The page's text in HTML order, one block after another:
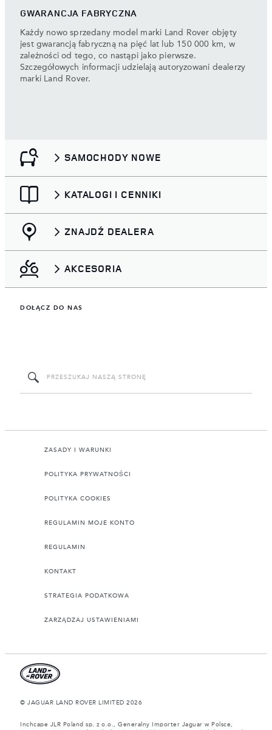
GWARANCJA FABRYCZNA
Każdy nowo sprzedany model marki Land Rover objęty
jest gwarancją fabryczną na pięć lat lub 150 000 km, w
zależności od tego, co nastąpi jako pierwsze.
Szczegółowych informacji udzielają autoryzowani dealerzy
marki Land Rover.
SAMOCHODY NOWE
KATALOGI I CENNIKI
ZNAJDŹ DEALERA
AKCESORIA
DOŁĄCZ DO NAS
ZASADY I WARUNKI
POLITYKA PRYWATNOŚCI
POLITYKA COOKIES
REGULAMIN MOJE KONTO
REGULAMIN
KONTAKT
STRATEGIA PODATKOWA
ZARZĄDZAJ USTAWIENIAMI
© JAGUAR LAND ROVER LIMITED 2026
Inchcape JLR Poland sp. z o.o., Generalny Importer Jaguar w Polsce,